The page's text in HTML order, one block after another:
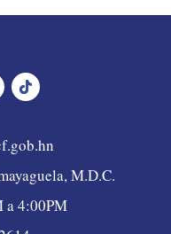
M.D.C.
a 4:00PM